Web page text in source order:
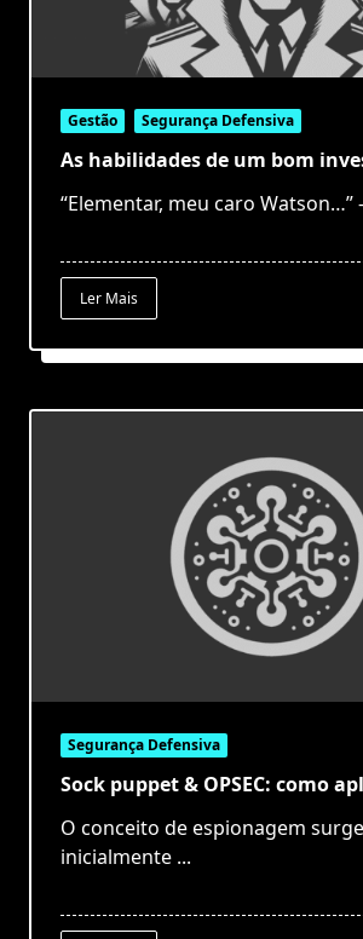
Gestão Segurança Defensiva
As habilidades de um bom
“Elementar, meu caro Watson…”
Ler Mais
Segurança Defensiva
Sock puppet & OPSEC: como
O conceito de espionagem surge
inicialmente ...